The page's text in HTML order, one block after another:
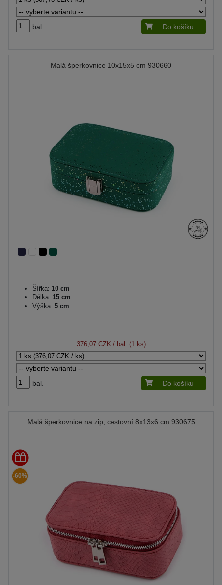
bal. Do košíku
Malá šperkovnice 10x15x5 cm 930660
Šířka: 10 cm
Délka: 15 cm
Výška: 5 cm
376,07 CZK / bal. (1 ks)
bal. Do košíku
Malá šperkovnice na zip, cestovní 8x13x6 cm 930675
-60%